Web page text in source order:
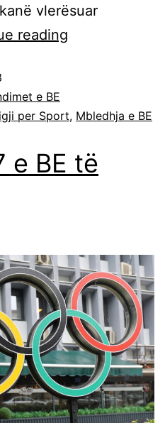
vlerësuar
reading
e BE
per Sport, Mbledhja e BE
e BE të